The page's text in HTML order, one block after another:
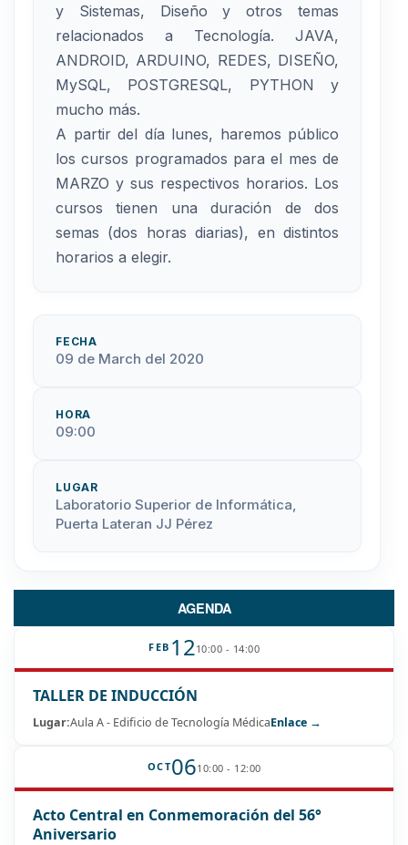
y Sistemas, Diseño y otros temas
relacionados a Tecnología. JAVA,
ANDROID, ARDUINO, REDES, DISEÑO,
MySQL, POSTGRESQL, PYTHON y
mucho más.
A partir del día lunes, haremos público
los cursos programados para el mes de
MARZO y sus respectivos horarios. Los
cursos tienen una duración de dos
semas (dos horas diarias), en distintos
horarios a elegir.
FECHA
09 de March del 2020
HORA
09:00
LUGAR
Laboratorio Superior de Informática,
Puerta Lateran JJ Pérez
AGENDA
FEB 1210:00 - 14:00
TALLER DE INDUCCIÓN
Lugar:Aula A - Edificio de Tecnología MédicaEnlace →
OCT0610:00 - 12:00
Acto Central en Conmemoración del 56°
Aniversario